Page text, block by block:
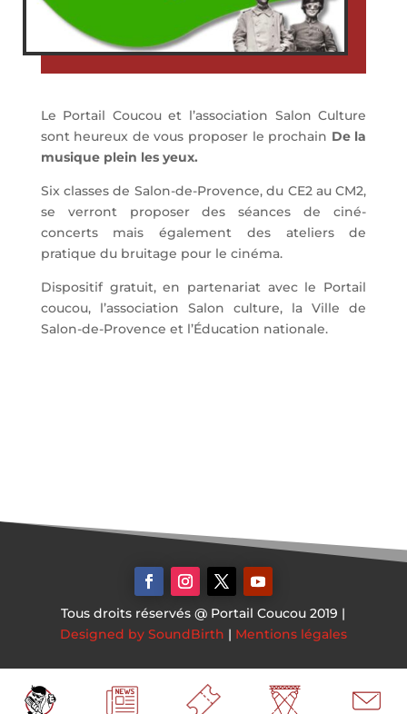
Le Portail Coucou et l’association Salon Culture
sont heureux de vous proposer le prochain De la
musique plein les yeux.
Six classes de Salon-de-Provence, du CE2 au CM2,
se verront proposer des séances de ciné-
concerts mais également des ateliers de
pratique du bruitage pour le cinéma.
Dispositif gratuit, en partenariat avec le Portail
coucou, l’association Salon culture, la Ville de
Salon-de-Provence et l’Éducation nationale.
Tous droits réservés @ Portail Coucou 2019 |
Designed by SoundBirth | Mentions légales